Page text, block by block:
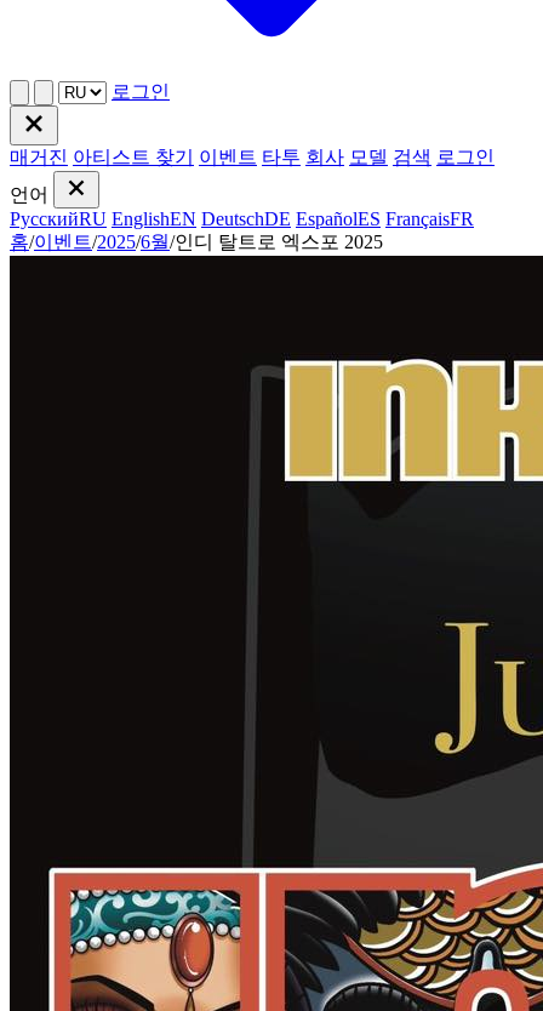
로그인
매거진 아티스트 찾기 이벤트 타투 회사 모델 검색 로그인
언어
РусскийRU EnglishEN DeutschDE EspañolES FrançaisFR
홈/이벤트/2025/6월/인디 탈트로 엑스포 2025